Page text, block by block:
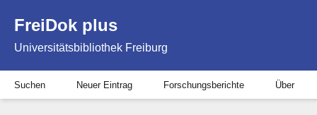
FreiDok plus
Universitätsbibliothek Freiburg
Suchen Neuer Eintrag Forschungsberichte Über